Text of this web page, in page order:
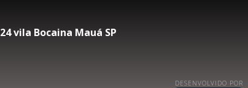
vila Bocaina Mauá SP
DESENVOLVIDO POR